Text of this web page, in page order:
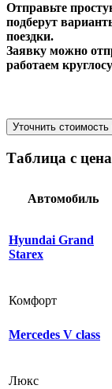
Отправьте
подберут
поездки.
Заявку можно
работаем
Уточнить
Таблица с
Автомобиль
Hyundai Grand
Starex
Комфорт
Mercedes V class
Люкс